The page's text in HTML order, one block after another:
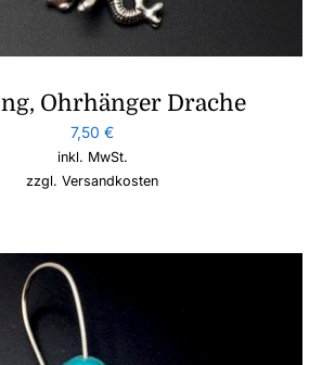
Ohrhänger Drache
7,50 €
inkl. MwSt.
zzgl. Versandkosten